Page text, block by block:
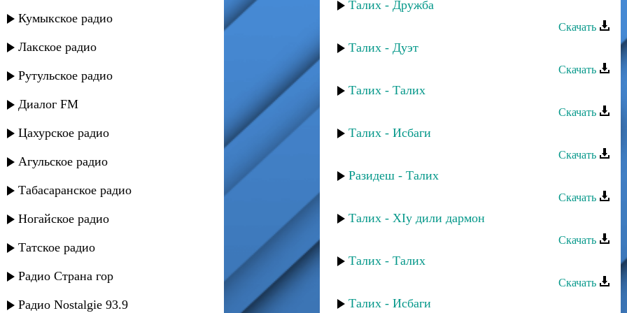
Кумыкское радио
Лакское радио
Рутульское радио
Диалог FM
Цахурское радио
Агульское радио
Табасаранское радио
Ногайское радио
Татское радио
Радио Страна гор
Радио Nostalgie 93.9
Талих - Дружба
Скачать
Талих - Дуэт
Скачать
Талих - Талих
Скачать
Талих - Исбаги
Скачать
Разидеш - Талих
Скачать
Талих - ХIу дили дармон
Скачать
Талих - Талих
Скачать
Талих - Исбаги